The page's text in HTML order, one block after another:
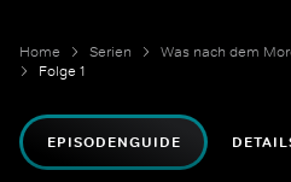
Home Serien Was nach dem
Folge 1
EPISODENGUIDE